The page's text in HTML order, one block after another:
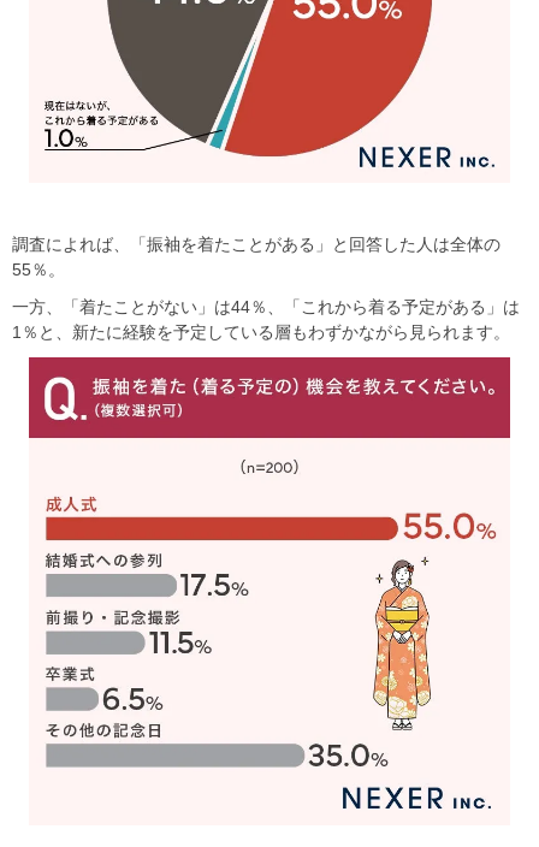
調査によれば、「振袖を着たことがある」と回答した人は全体の
55％。
一方、「着たことがない」は44％、「これから着る予定がある」は
1％と、新たに経験を予定している層もわずかながら見られます。